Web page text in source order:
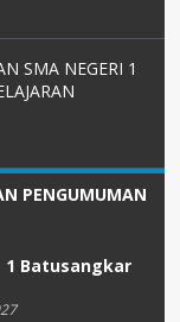
SMA NEGERI 1
PENGUMUMAN
1 Batusangkar